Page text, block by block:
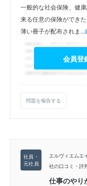
一般的な社会保険、健
来る任意の保険ができ
薄い冊子が配布されま...
会員登
問題を報告する
エルヴィエムエ
社の口コミ・評
仕事のやり